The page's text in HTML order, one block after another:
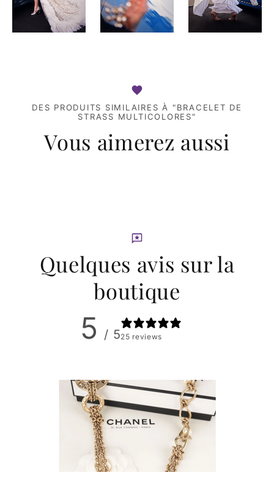
DES PRODUITS SIMILAIRES À "BRACELET DE
STRASS MULTICOLORES"
Vous aimerez aussi
Quelques avis sur la
boutique
5 / 525 reviews